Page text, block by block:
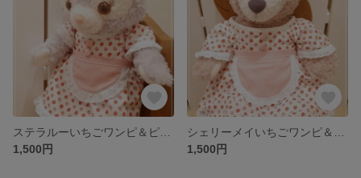
1,500円
1,500円